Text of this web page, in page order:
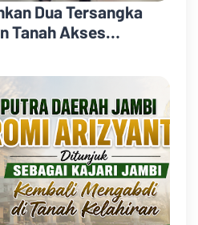
Dua Tersangka
Tanah Akses
Ke Penuntut